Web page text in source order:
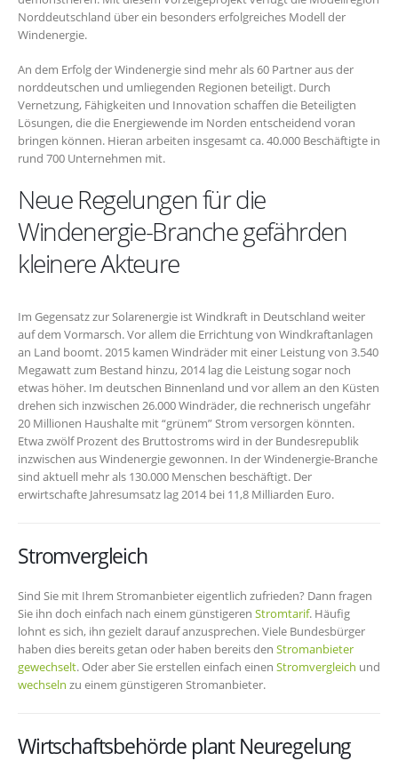
Norddeutschland über ein besonders erfolgreiches Modell der
Windenergie.
An dem Erfolg der Windenergie sind mehr als 60 Partner aus der
norddeutschen und umliegenden Regionen beteiligt. Durch
Vernetzung, Fähigkeiten und Innovation schaffen die Beteiligten
Lösungen, die die Energiewende im Norden entscheidend voran
bringen können. Hieran arbeiten insgesamt ca. 40.000 Beschäftigte in
rund 700 Unternehmen mit.
Neue Regelungen für die
Windenergie-Branche gefährden
kleinere Akteure
Im Gegensatz zur Solarenergie ist Windkraft in Deutschland weiter
auf dem Vormarsch. Vor allem die Errichtung von Windkraftanlagen
an Land boomt. 2015 kamen Windräder mit einer Leistung von 3.540
Megawatt zum Bestand hinzu, 2014 lag die Leistung sogar noch
etwas höher. Im deutschen Binnenland und vor allem an den Küsten
drehen sich inzwischen 26.000 Windräder, die rechnerisch ungefähr
20 Millionen Haushalte mit “grünem” Strom versorgen könnten.
Etwa zwölf Prozent des Bruttostroms wird in der Bundesrepublik
inzwischen aus Windenergie gewonnen. In der Windenergie-Branche
sind aktuell mehr als 130.000 Menschen beschäftigt. Der
erwirtschafte Jahresumsatz lag 2014 bei 11,8 Milliarden Euro.
Stromvergleich
Sind Sie mit Ihrem Stromanbieter eigentlich zufrieden? Dann fragen
Sie ihn doch einfach nach einem günstigeren Stromtarif. Häufig
lohnt es sich, ihn gezielt darauf anzusprechen. Viele Bundesbürger
haben dies bereits getan oder haben bereits den Stromanbieter
gewechselt. Oder aber Sie erstellen einfach einen Stromvergleich und
wechseln zu einem günstigeren Stromanbieter.
Wirtschaftsbehörde plant Neuregelung